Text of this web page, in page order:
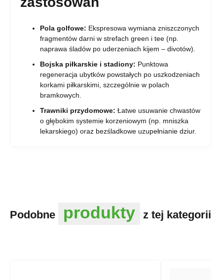
Pola golfowe: Ekspresowa wymiana zniszczonych
fragmentów darni w strefach green i tee (np.
naprawa śladów po uderzeniach kijem – divotów).
Bojska piłkarskie i stadiony: Punktowa
regeneracja ubytków powstałych po uszkodzeniach
korkami piłkarskimi, szczególnie w polach
bramkowych.
Trawniki przydomowe: Łatwe usuwanie chwastów
o głębokim systemie korzeniowym (np. mniszka
lekarskiego) oraz bezśladkowe uzupełnianie dziur.
Podobne produkty z tej kategorii